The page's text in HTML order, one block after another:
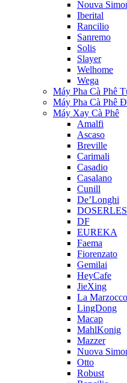
Nouva
Iberital
Rancilio
Sanremo
Solis
Slayer
Welhome
Wega
Máy Pha Cà Phê
Máy Pha Cà Phê
Máy Xay Cà Phê
Amalfi
Ascaso
Breville
Carimali
Casadio
Casalano
Cunill
De’Longhi
DF
EUREKA
Faema
Fiorenzato
Gemilai
HeyCafe
JieXing
La Marzocco
LingDong
Macap
MahlKonig
Mazzer
Nuova
Otto
Robust